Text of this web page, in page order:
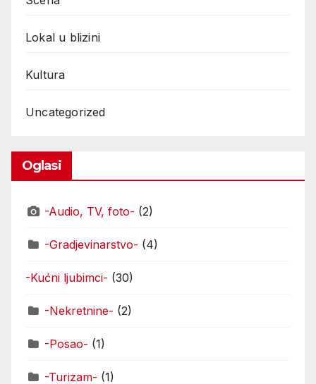
Lokal u blizini
Kultura
Uncategorized
Oglasi
-Audio, TV, foto- (2)
-Gradjevinarstvo- (4)
-Kućni ljubimci- (30)
-Nekretnine- (2)
-Posao- (1)
-Turizam- (1)